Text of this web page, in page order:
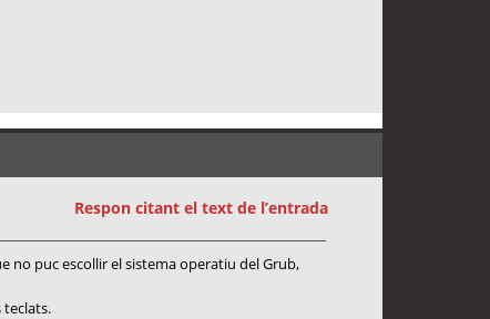
Respon citant el text de l’entrada
no puc escollir el sistema operatiu del Grub,
teclats.